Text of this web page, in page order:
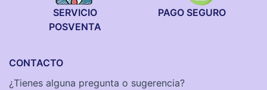
SERVICIO
POSVENTA
PAGO SEGURO
CONTACTO
¿Tienes alguna pregunta o sugerencia?